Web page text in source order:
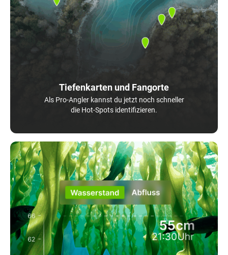
Tiefenkarten und Fangorte
Als Pro-Angler kannst du jetzt noch schneller
die Hot-Spots identifizieren.